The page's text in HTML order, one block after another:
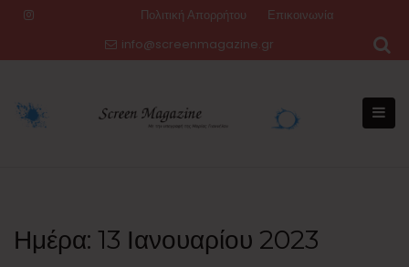
Πολιτική Απορρήτου
Επικοινωνία
info@screenmagazine.gr
Ημέρα: 13 Ιανουαρίου 2023